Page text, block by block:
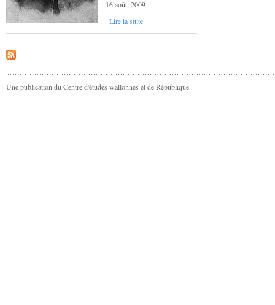
16 août, 2009
Lire la suite
Une publication du Centre d'études wallonnes et de République